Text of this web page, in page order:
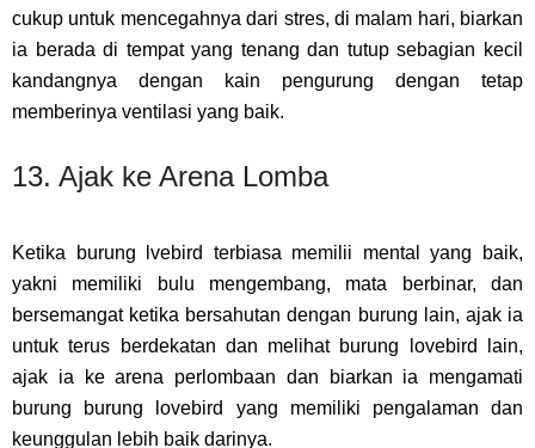
cukup untuk mencegahnya dari stres, di malam hari, biarkan
ia berada di tempat yang tenang dan tutup sebagian kecil
kandangnya dengan kain pengurung dengan tetap
memberinya ventilasi yang baik.
13. Ajak ke Arena Lomba
Ketika burung lvebird terbiasa memilii mental yang baik,
yakni memiliki bulu mengembang, mata berbinar, dan
bersemangat ketika bersahutan dengan burung lain, ajak ia
untuk terus berdekatan dan melihat burung lovebird lain,
ajak ia ke arena perlombaan dan biarkan ia mengamati
burung burung lovebird yang memiliki pengalaman dan
keunggulan lebih baik darinya.